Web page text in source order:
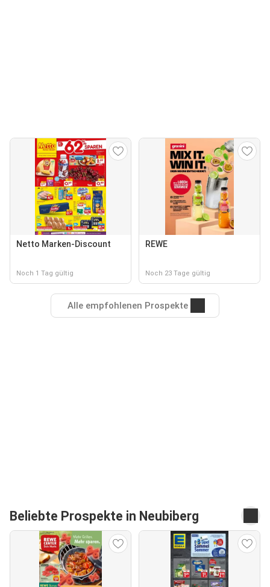
Netto Marken-Discount
Noch 1 Tag gültig
REWE
Noch 23 Tage gültig
Alle empfohlenen Prospekte
Beliebte Prospekte in Neubiberg